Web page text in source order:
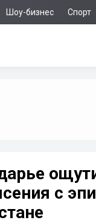
Шоу-бизнес Спорт
с